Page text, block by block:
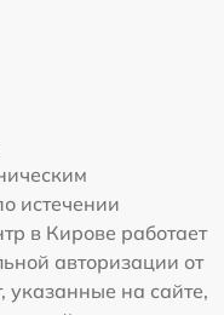
истечении
в Кирове работает
авторизации от
указанные на сайте,